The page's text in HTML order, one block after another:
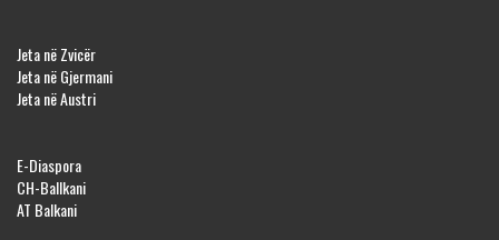
Jeta në Zvicër
Jeta në Gjermani
Jeta në Austri
E-Diaspora
CH-Ballkani
AT Balkani